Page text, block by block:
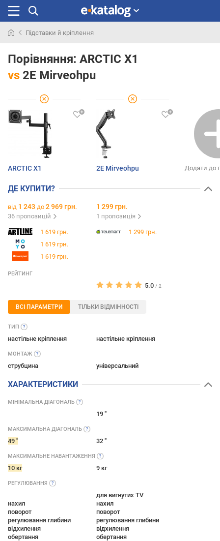
раніше
Підставки й кріплення
Порівняння: ARCTIC X1
vs 2E Mirveohpu
ARCTIC X1 2E Mirveohpu Додати до
ДЕ КУПИТИ?
від 1 243 до 2 969 грн.
36 пропозицій
1 299 грн.
1 пропозиція
1 619 грн.
1 619 грн.
1 619 грн.
1 299 грн.
РЕЙТИНГ
5.0 / 2
ВСІ ПАРАМЕТРИ ТІЛЬКИ ВІДМІННОСТІ
ТИП
настільне кріплення настільне кріплення
МОНТАЖ
струбцина універсальний
ХАРАКТЕРИСТИКИ
МІНІМАЛЬНА ДІАГОНАЛЬ
19 "
МАКСИМАЛЬНА ДІАГОНАЛЬ
49 " 32 "
МАКСИМАЛЬНЕ НАВАНТАЖЕННЯ
10 кг 9 кг
РЕГУЛЮВАННЯ
нахил
поворот
регулювання глибини
відхилення
обертання
для вигнутих TV
нахил
поворот
регулювання глибини
відхилення
обертання